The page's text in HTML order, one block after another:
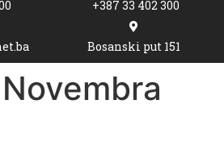
+387 33 402 300
Bosanski put 151